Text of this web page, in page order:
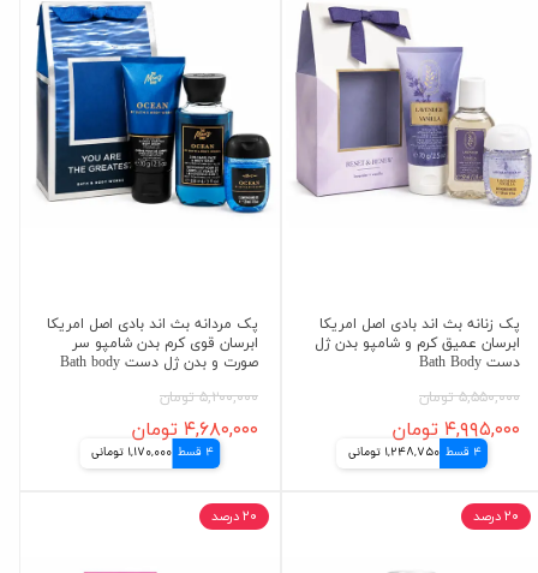
پک زنانه بث اند بادی اصل امریکا
ابرسان عمیق کرم و شامپو بدن ژل
دست Bath Body
۵,۵۵۰,۰۰۰ تومان
۴,۹۹۵,۰۰۰ تومان
4 قسط 1,248,750 تومانی
پک مردانه بث اند بادی اصل امریکا
ابرسان قوی کرم بدن شامپو سر
صورت و بدن ژل دست Bath body
۵,۲۰۰,۰۰۰ تومان
۴,۶۸۰,۰۰۰ تومان
4 قسط 1,170,000 تومانی
۲۰ درصد ۲۰ درصد